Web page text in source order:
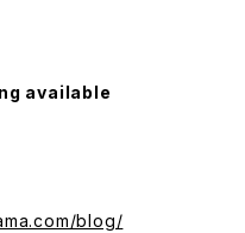
available
blog/